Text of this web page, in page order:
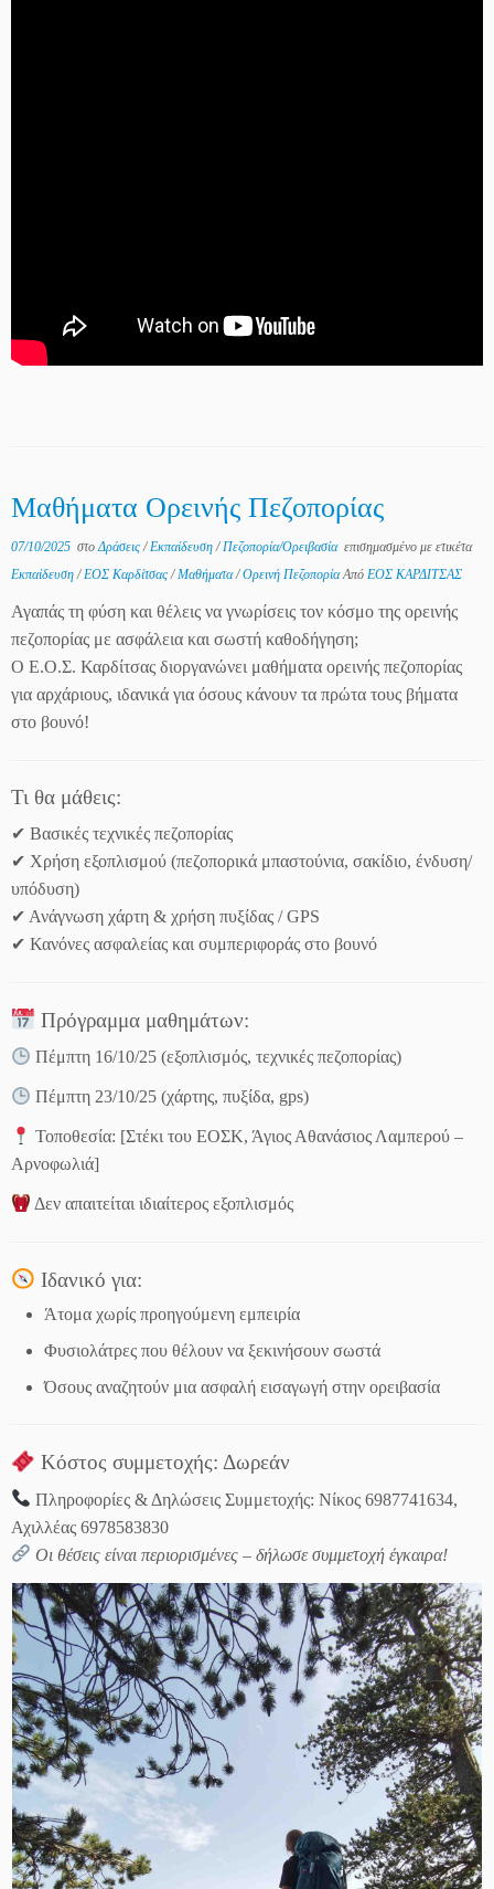
Μαθήματα Ορεινής Πεζοπορίας
07/10/2025 στοΔράσεις/Εκπαίδευση/Πεζοπορία/Ορειβασία επισημασμένο με ετικέτα
Εκπαίδευση/ΕΟΣ Καρδίτσας/Μαθήματα/Ορεινή ΠεζοπορίαΑπό ΕΟΣ ΚΑΡΔΙΤΣΑΣ
Αγαπάς τη φύση και θέλεις να γνωρίσεις τον κόσμο της ορεινής
πεζοπορίας με ασφάλεια και σωστή καθοδήγηση;
Ο Ε.Ο.Σ. Καρδίτσας διοργανώνει μαθήματα ορεινής πεζοπορίας
για αρχάριους, ιδανικά για όσους κάνουν τα πρώτα τους βήματα
στο βουνό!
Τι θα μάθεις:
✔ Βασικές τεχνικές πεζοπορίας
✔ Χρήση εξοπλισμού (πεζοπορικά μπαστούνια, σακίδιο, ένδυση/
υπόδυση)
✔ Ανάγνωση χάρτη & χρήση πυξίδας / GPS
✔ Κανόνες ασφαλείας και συμπεριφοράς στο βουνό
Πρόγραμμα μαθημάτων:
Πέμπτη 16/10/25 (εξοπλισμός, τεχνικές πεζοπορίας)
Πέμπτη 23/10/25 (χάρτης, πυξίδα, gps)
Τοποθεσία: [Στέκι του ΕΟΣΚ, Άγιος Αθανάσιος Λαμπερού –
Αρνοφωλιά]
Δεν απαιτείται ιδιαίτερος εξοπλισμός
Ιδανικό για:
Άτομα χωρίς προηγούμενη εμπειρία
Φυσιολάτρες που θέλουν να ξεκινήσουν σωστά
Όσους αναζητούν μια ασφαλή εισαγωγή στην ορειβασία
Κόστος συμμετοχής: Δωρεάν
Πληροφορίες & Δηλώσεις Συμμετοχής: Νίκος 6987741634,
Αχιλλέας 6978583830
Οι θέσεις είναι περιορισμένες – δήλωσε συμμετοχή έγκαιρα!